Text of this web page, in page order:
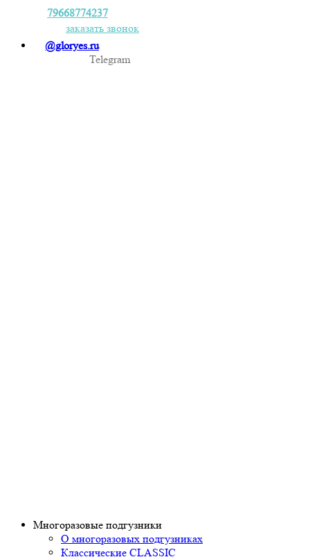
79668774237
заказать звонок
@gloryes.ru
Telegram
Многоразовые подгузники
О многоразовых подгузниках
Классические CLASSIC